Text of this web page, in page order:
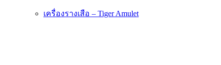
เครื่องรางเสือ – Tiger Amulet